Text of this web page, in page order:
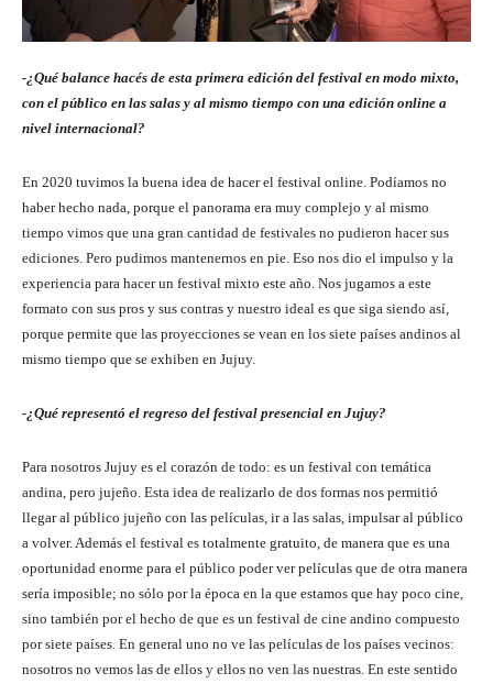
-¿Qué balance hacés de esta primera edición del festival en modo mixto,
con el público en las salas y al mismo tiempo con una edición online a
nivel internacional?
En 2020 tuvimos la buena idea de hacer el festival online. Podíamos no
haber hecho nada, porque el panorama era muy complejo y al mismo
tiempo vimos que una gran cantidad de festivales no pudieron hacer sus
ediciones. Pero pudimos mantenernos en pie. Eso nos dio el impulso y la
experiencia para hacer un festival mixto este año. Nos jugamos a este
formato con sus pros y sus contras y nuestro ideal es que siga siendo así,
porque permite que las proyecciones se vean en los siete países andinos al
mismo tiempo que se exhiben en Jujuy.
-¿Qué representó el regreso del festival presencial en Jujuy?
Para nosotros Jujuy es el corazón de todo: es un festival con temática
andina, pero jujeño. Esta idea de realizarlo de dos formas nos permitió
llegar al público jujeño con las películas, ir a las salas, impulsar al público
a volver. Además el festival es totalmente gratuito, de manera que es una
oportunidad enorme para el público poder ver películas que de otra manera
sería imposible; no sólo por la época en la que estamos que hay poco cine,
sino también por el hecho de que es un festival de cine andino compuesto
por siete países. En general uno no ve las películas de los países vecinos:
nosotros no vemos las de ellos y ellos no ven las nuestras. En este sentido